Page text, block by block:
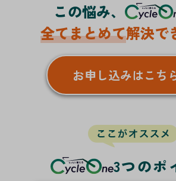
この悩み、
全てまとめて解決で
お申し込みはこち
3つのポ